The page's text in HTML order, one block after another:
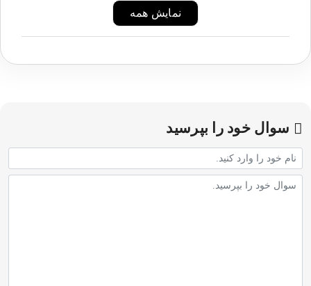
نمایش همه
سوال خود را بپرسید